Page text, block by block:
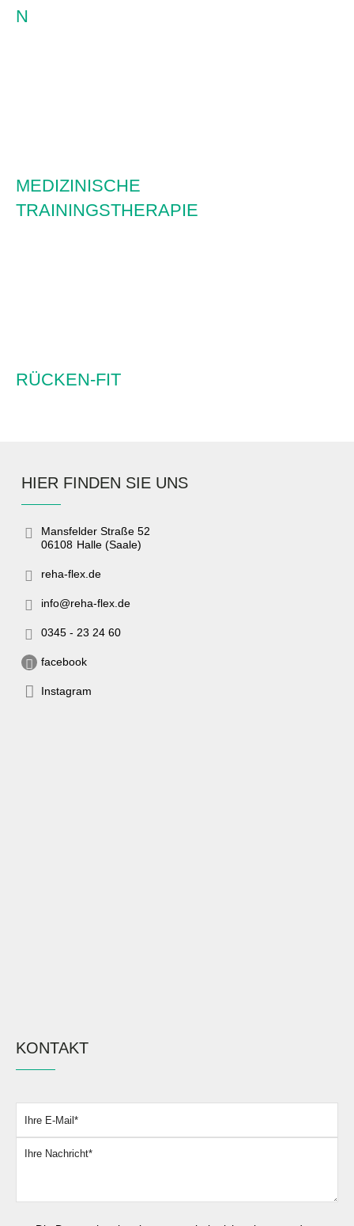
N
MEDIZINISCHE
TRAININGSTHERAPIE
RÜCKEN-FIT
HIER FINDEN SIE UNS
Mansfelder Straße 52
06108 Halle (Saale)
reha-flex.de
info@reha-flex.de
0345 - 23 24 60
facebook
Instagram
KONTAKT